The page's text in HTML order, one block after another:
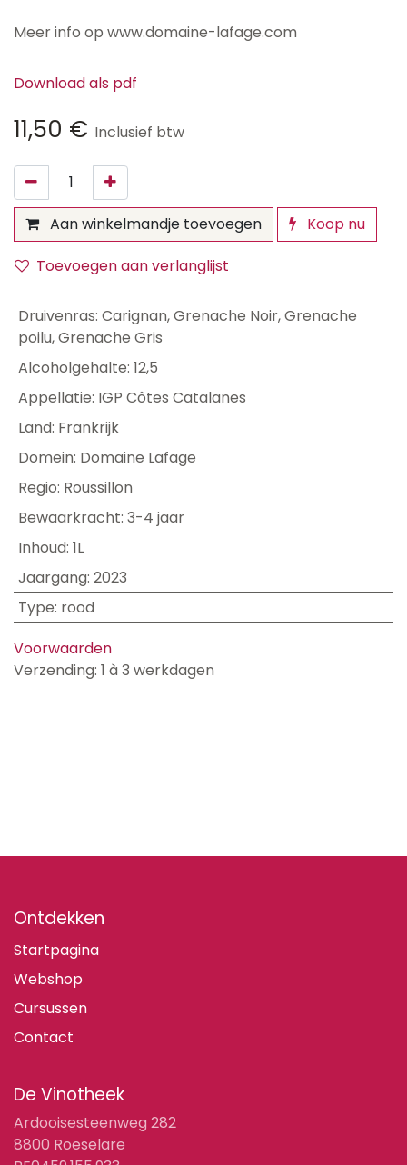
Meer info op www.domaine-lafage.com
Download als pdf
11,50 € Inclusief btw
Aan winkelmandje toevoegen
Koop nu
Toevoegen aan verlanglijst
Druivenras: Carignan,Grenache Noir,Grenache
poilu,Grenache Gris
Alcoholgehalte: 12,5
Appellatie: IGP Côtes Catalanes
Land: Frankrijk
Domein: Domaine Lafage
Regio: Roussillon
Bewaarkracht: 3-4 jaar
Inhoud: 1L
Jaargang: 2023
Type: rood
Voorwaarden
Verzending: 1 à 3 werkdagen
Ontdekken
Startpagina
Webshop
Cursussen
Contact
De Vinotheek
Ardooisesteenweg 282
8800 Roeselare